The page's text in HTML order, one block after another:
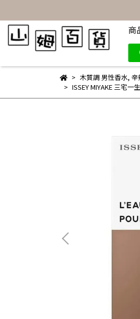
商
木質調 男性香水, 辛
ISSEY MIYAKE 三宅一